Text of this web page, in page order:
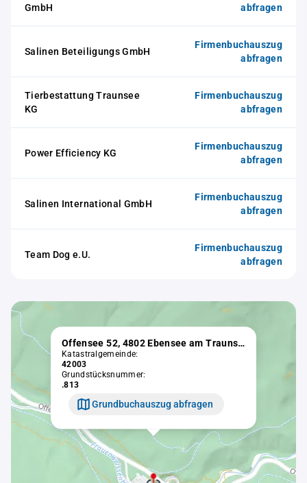
GmbH
abfragen
Salinen Beteiligungs GmbH
Firmenbuchauszug
abfragen
Tierbestattung Traunsee
KG
Firmenbuchauszug
abfragen
Power Efficiency KG
Firmenbuchauszug
abfragen
Salinen International GmbH
Firmenbuchauszug
abfragen
Team Dog e.U.
Firmenbuchauszug
abfragen
Offensee 52, 4802 Ebensee am Traunsee
Katastralgemeinde:
42003
Grundstücksnummer:
.813
Grundbuchauszug abfragen